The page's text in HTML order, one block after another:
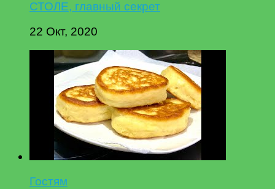
СТОЛЕ, главный секрет
22 Окт, 2020
Гостям